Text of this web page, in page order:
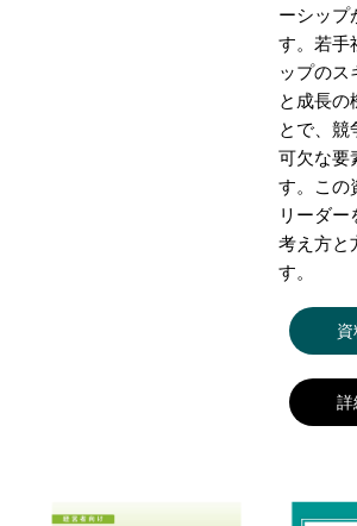
ーシップ
す。若手
ップのス
と成長の
とで、競
可欠な要
す。この
リーダ
考え方と
す。
詳